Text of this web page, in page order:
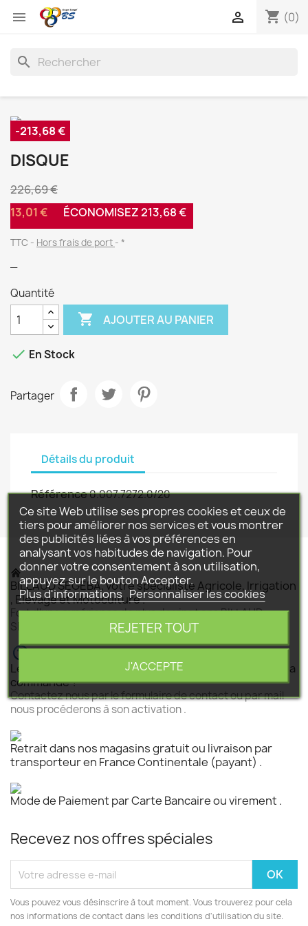
 shopping_cart (0)

search
-213,68 €
DISQUE
226,69 €
13,01 €
ÉCONOMISEZ 213,68 €
TTC Hors frais de port *
Quantité
 AJOUTER AU PANIER
 En Stock
Partager
Détails du produit
Référence0.007.7272.0/20
BILLAUD SEGEBA, votre spécialiste Agricole, Irrigation
, Elevage et Motoculture .
Fort d'une expérience de plus de vingt ans BILLAUD
SEGEBA vous accompagne dans tous vos projets .
Le produit est disponible mais n 'est pas activé pour la
commande ?
Contactez nous par le formulaire de contact ou par mail
nous procéderons à son activation .
Retrait dans nos magasins gratuit ou livraison par
transporteur en France Continentale (payant) .
Mode de Paiement par Carte Bancaire ou virement .
Recevez nos offres spéciales
Vous pouvez vous désinscrire à tout moment. Vous trouverez pour cela
nos informations de contact dans les conditions d'utilisation du site.
Ce site Web utilise ses propres cookies et ceux de
tiers pour améliorer nos services et vous montrer
des publicités liées à vos préférences en
analysant vos habitudes de navigation. Pour
donner votre consentement à son utilisation,
appuyez sur le bouton Accepter.
Plus d'informations Personnaliser les cookies
REJETER TOUT
J'ACCEPTE